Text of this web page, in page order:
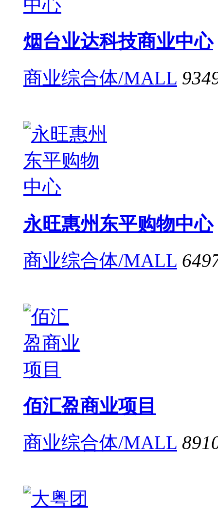
烟台业达科技商业中心
商业综合体/MALL
永旺惠州东平购物中心
商业综合体/MALL
佰汇盈商业项目
商业综合体/MALL